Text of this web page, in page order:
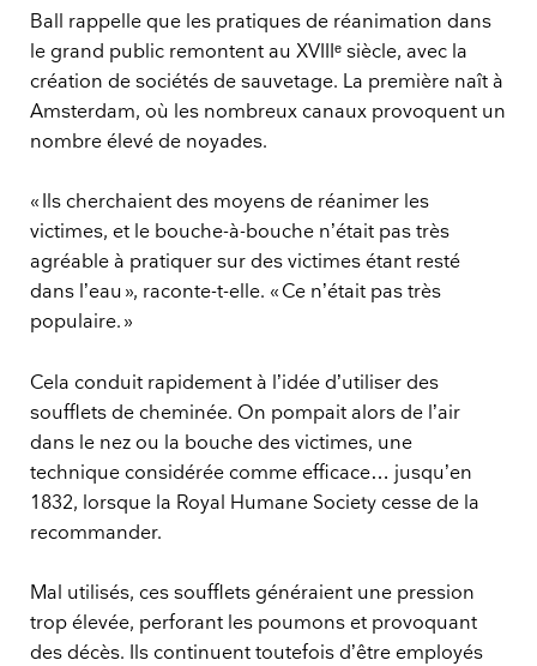
Ball rappelle que les pratiques de réanimation dans
le grand public remontent au XVIIIᵉ siècle, avec la
création de sociétés de sauvetage. La première naît à
Amsterdam, où les nombreux canaux provoquent un
nombre élevé de noyades.
« Ils cherchaient des moyens de réanimer les
victimes, et le bouche-à-bouche n’était pas très
agréable à pratiquer sur des victimes étant resté
dans l’eau », raconte-t-elle. « Ce n’était pas très
populaire. »
Cela conduit rapidement à l’idée d’utiliser des
soufflets de cheminée. On pompait alors de l’air
dans le nez ou la bouche des victimes, une
technique considérée comme efficace… jusqu’en
1832, lorsque la Royal Humane Society cesse de la
recommander.
Mal utilisés, ces soufflets généraient une pression
trop élevée, perforant les poumons et provoquant
des décès. Ils continuent toutefois d’être employés